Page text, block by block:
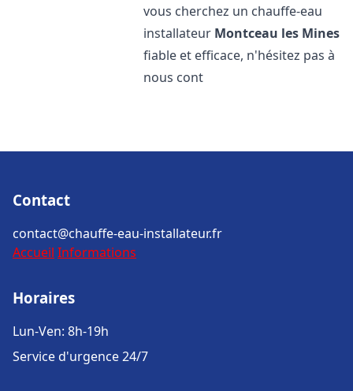
vous cherchez un chauffe-eau
installateur Montceau les Mines
fiable et efficace, n'hésitez pas à
nous cont
Contact
contact@chauffe-eau-installateur.fr
Accueil Informations
Horaires
Lun-Ven: 8h-19h
Service d'urgence 24/7